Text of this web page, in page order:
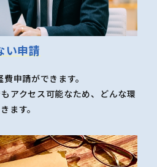
い申請
申請ができます。
アクセス可能なため、どんな環
ます。